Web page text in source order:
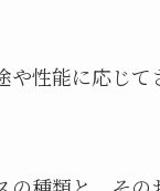
や性能に応じて